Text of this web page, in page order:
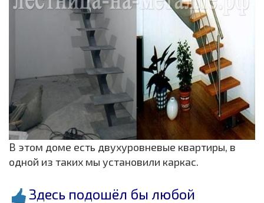
В этом доме есть двухуровневые квартиры, в
одной из таких мы установили каркас.
Здесь подошёл бы любой